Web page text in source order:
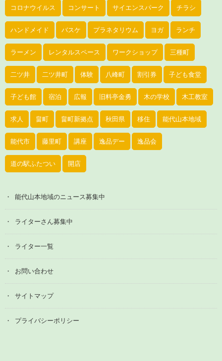
コロナウイルス コンサート サイエンスパーク チラシ
ハンドメイド バスケ プラネタリウム ヨガ ランチ
ラーメン レンタルスペース ワークショップ 三種町
二ツ井 二ツ井町 体験 八峰町 割引券 子ども食堂
子ども館 宿泊 広報 旧料亭金勇 木の学校 木工教室
求人 畠町 畠町新拠点 秋田県 移住 能代山本地域
能代市 藤里町 講座 逸品デー 逸品会
道の駅ふたつい 開店
能代山本地域のニュース募集中
ライターさん募集中
ライター一覧
お問い合わせ
サイトマップ
プライバシーポリシー